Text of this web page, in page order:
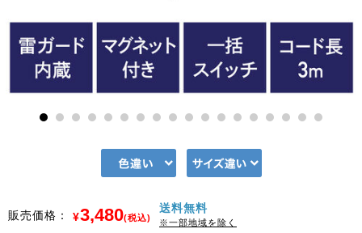
10 11 12 13 14 15 16 17
販売価格： ¥3,480(税込)
送料無料
※一部地域を除く